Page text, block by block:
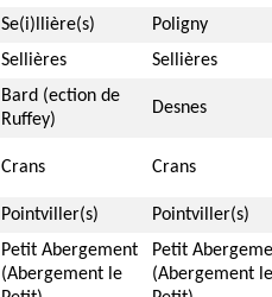
Se(i)llière(s)
Poligny
Sellières Sellières
Bard (ection de
Ruffey)
Desnes
Crans Crans
Pointviller(s) Pointviller(s)
Petit Abergement
(Abergement le
Petit
(Abergement le